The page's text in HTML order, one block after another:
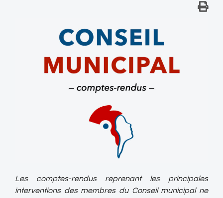
Les comptes-rendus reprenant les principales
interventions des membres du Conseil municipal ne